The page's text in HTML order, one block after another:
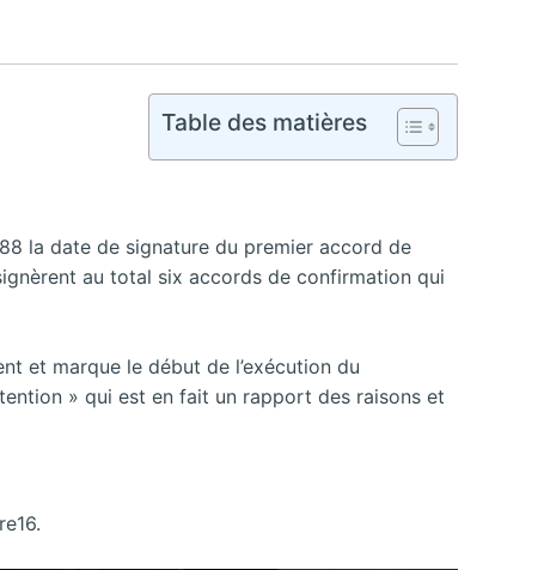
Table des matières
la date de signature du premier accord de
au total six accords de confirmation qui
et marque le début de l’exécution du
» qui est en fait un rapport des raisons et